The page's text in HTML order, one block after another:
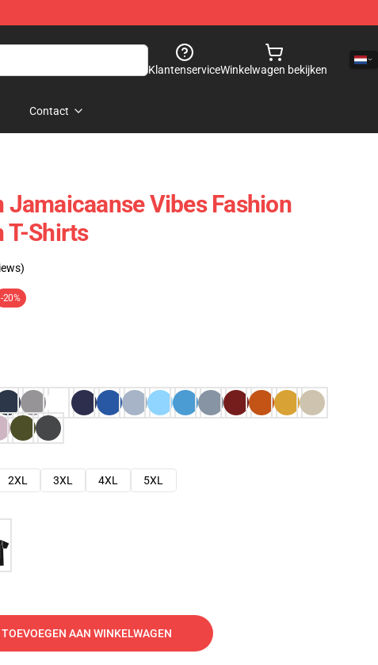
KlantenserviceWinkelwagen bekijken
Contact
Jamaicaanse Vibes Fashion
T-Shirts
-20%
2XL 3XL 4XL
5XL
TOEVOEGEN AAN WINKELWAGEN